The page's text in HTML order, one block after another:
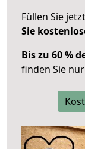
Füllen Sie
Sie
Bis zu 60 %
finden Sie